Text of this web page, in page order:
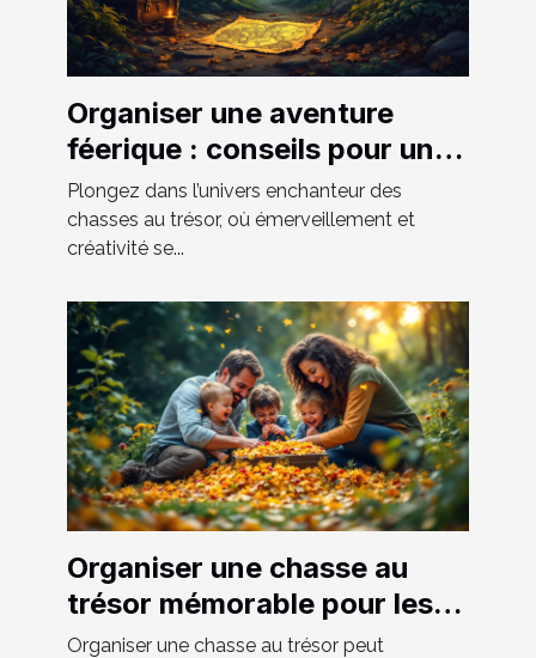
Organiser une aventure
féerique : conseils pour une
chasse au trésor réussie
Plongez dans l’univers enchanteur des
chasses au trésor, où émerveillement et
créativité se...
Organiser une chasse au
trésor mémorable pour les
événements familiaux
Organiser une chasse au trésor peut